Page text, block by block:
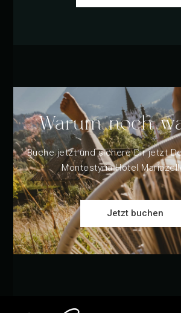
Warum noch
Buche jetzt und sichere Dir jetzt
Montestyria Hotel
Jetzt buchen